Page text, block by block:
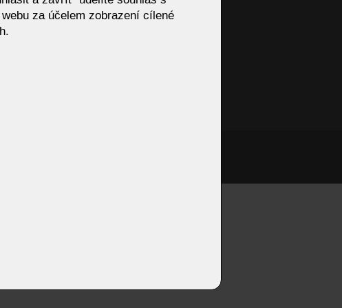
za účelem zobrazení cílené